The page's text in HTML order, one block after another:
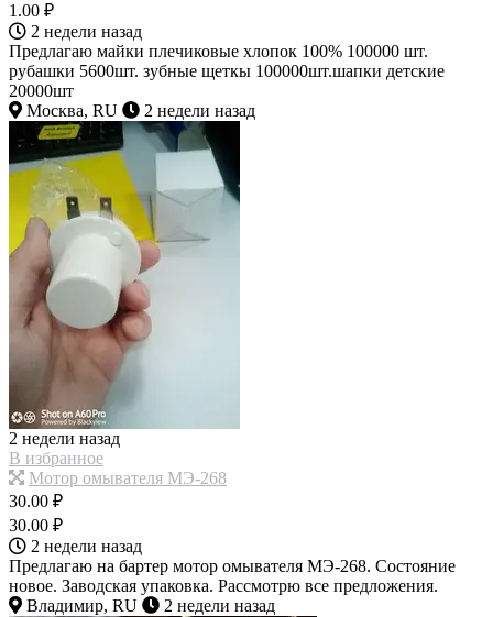
1.00 ₽
2 недели назад
Предлагаю майки плечиковые хлопок 100% 100000 шт.
рубашки 5600шт. зубные щеткы 100000шт.шапки детские
20000шт
Москва, RU
2 недели назад
2 недели назад
В избранное
Мотор омывателя МЭ-268
30.00 ₽
30.00 ₽
2 недели назад
Предлагаю на бартер мотор омывателя МЭ-268. Состояние
новое. Заводская упаковка. Рассмотрю все предложения.
Владимир, RU
2 недели назад